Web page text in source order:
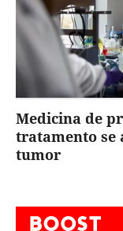
Medicina de
tratamento se
tumor